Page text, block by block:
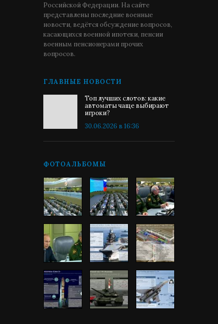
Российской Федерации. На сайте
представлены последние военные
новости, ведётся обсуждение вопросов,
касающихся военной ипотеки, пенсии
военным пенсионерами прочих
вопросов.
ГЛАВНЫЕ НОВОСТИ
Топ лучших слотов: какие
автоматы чаще выбирают
игроки?
30.06.2026 в 16:36
ФОТОАЛЬБОМЫ